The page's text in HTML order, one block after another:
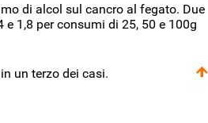
di alcol sul cancro al fegato. Due
1,8 per consumi di 25, 50 e 100g
un terzo dei casi.